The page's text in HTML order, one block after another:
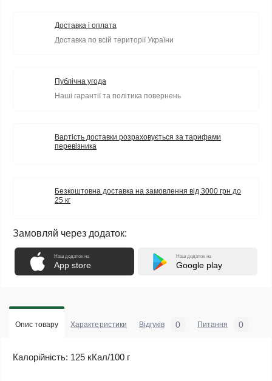
Доставка і оплата
Доставка по всій території України
Публічна угода
Наші гарантії та політика повернень
Вартість доставки розраховується за тарифами
перевізника
Безкоштовна доставка на замовлення від 3000 грн до
25 кг
Замовляй через додаток:
Наш додаток на
App store
Наш додаток на
Google play
Опис товару Характеристики Відгуків 0 Питання 0
Калорійність: 125 кКал/100 г